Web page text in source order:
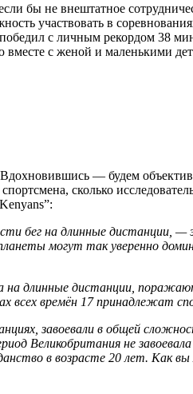
бы не внештатное
участвовать в
с личным рекордом 38
с женой и маленькими
— будем
сколько
бег на длинные
могут так уверенно
длинные дистанции,
всех времён 17 принадлежат
завоевали в общей
Великобритания не
в возрасте 20 лет.